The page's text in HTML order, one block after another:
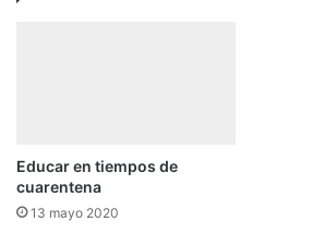
Educar en tiempos de
cuarentena
13 mayo 2020